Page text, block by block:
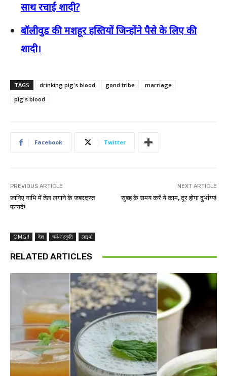
साथ रचाई शादी?
बॉलीवुड की मशहूर हस्तियों जिन्होंने पैसे के लिए की
शादी।
TAGS drinking pig's blood gond tribe
marriage
pig's blood
Facebook Twitter
PREVIOUS ARTICLE
जानिए नाभि में तेल लगाने के जबरदस्त
फायदे!
NEXT ARTICLE
सुबह के समय करें ये काम, दूर होगा दुर्भाग्य!
OMG!! देश धर्म-संस्कृति लाइफ
RELATED ARTICLES